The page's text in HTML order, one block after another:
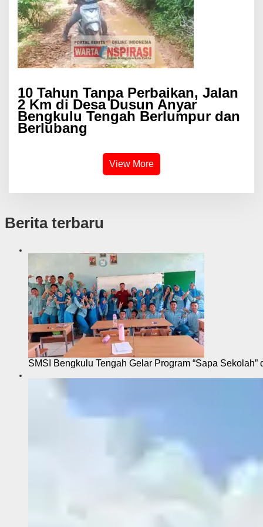
10 Tahun Tanpa Perbaikan, Jalan
2 Km di Desa Dusun Anyar
Bengkulu Tengah Berlumpur dan
Berlubang
View More
Berita terbaru
SMSI Bengkulu Tengah Gelar Program “Sapa